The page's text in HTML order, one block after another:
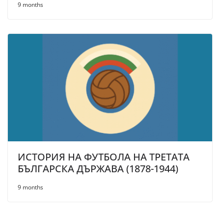
9 months
ИСТОРИЯ НА ФУТБОЛА НА ТРЕTATA
БЪЛГАРСКА ДЪРЖАВА (1878-1944)
9 months